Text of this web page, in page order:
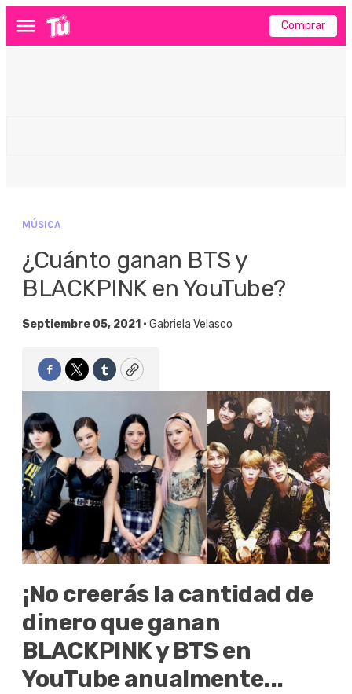
Menú Comprar
MÚSICA
¿Cuánto ganan BTS y
BLACKPINK en YouTube?
Septiembre 05, 2021 • Gabriela Velasco
Facebook
TwitterTumblrCopy
¡No creerás la cantidad de
dinero que ganan
BLACKPINK y BTS en
YouTube anualmente...